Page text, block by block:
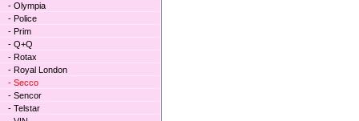
- Olympia
- Police
- Prim
- Q+Q
- Rotax
- Royal London
- Secco
- Sencor
- Telstar